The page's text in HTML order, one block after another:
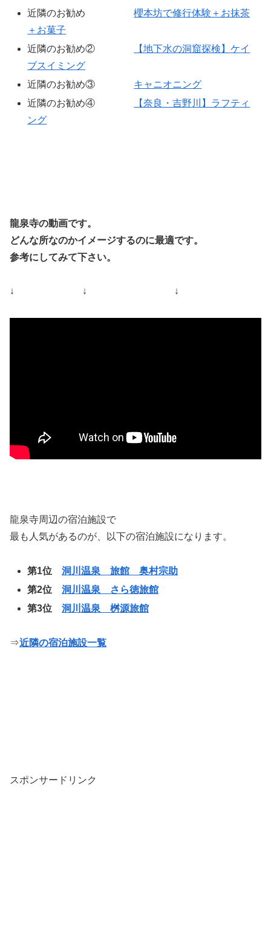
近隣のお勧め櫻本坊で修行体験＋お抹茶
＋お菓子
近隣のお勧め②
【地下水の洞窟探検】ケイ
ブスイミング
近隣のお勧め③ キャニオニング
近隣のお勧め④
【奈良・吉野川】ラフティ
ング
龍泉寺の動画です。
どんな所なのかイメージするのに最適です。
参考にしてみて下さい。
↓ ↓ ↓
龍泉寺周辺の宿泊施設で
最も人気があるのが、以下の宿泊施設になります。
第1位洞川温泉 旅館 奥村宗助
第2位洞川温泉 さら徳旅館
第3位洞川温泉 桝源旅館
⇒近隣の宿泊施設一覧
スポンサードリンク